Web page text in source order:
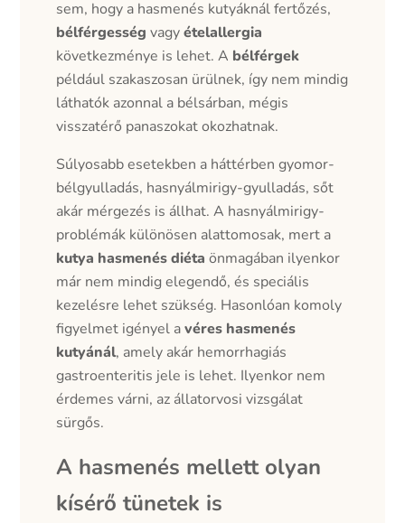
sem, hogy a hasmenés kutyáknál fertőzés,
bélférgesség vagyételallergia
következménye is lehet. A bélférgek
például szakaszosan ürülnek, így nem mindig
láthatók azonnal a bélsárban, mégis
visszatérő panaszokat okozhatnak.
Súlyosabb esetekben a háttérben gyomor-
bélgyulladás, hasnyálmirigy-gyulladás, sőt
akár mérgezés is állhat. A hasnyálmirigy-
problémák különösen alattomosak, mert a
kutya hasmenés diéta önmagában ilyenkor
már nem mindig elegendő, és speciális
kezelésre lehet szükség. Hasonlóan komoly
figyelmet igényel avéres hasmenés
kutyánál, amely akár hemorrhagiás
gastroenteritis jele is lehet. Ilyenkor nem
érdemes várni, az állatorvosi vizsgálat
sürgős.
A hasmenés mellett olyan
kísérő tünetek is